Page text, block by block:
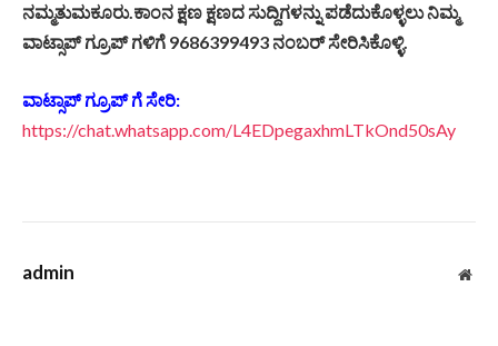
ನಮ್ಮತುಮಕೂರು.ಕಾಂನ ಕ್ಷಣ ಕ್ಷಣದ ಸುದ್ದಿಗಳನ್ನು ಪಡೆದುಕೊಳ್ಳಲು ನಿಮ್ಮ
ವಾಟ್ಸಾಪ್ ಗ್ರೂಪ್ ಗಳಿಗೆ 9686399493 ನಂಬರ್ ಸೇರಿಸಿಕೊಳ್ಳಿ.
ವಾಟ್ಸಾಪ್ ಗ್ರೂಪ್ ಗೆ ಸೇರಿ:
https://chat.whatsapp.com/L4EDpegaxhmLTkOnd50sAy
admin